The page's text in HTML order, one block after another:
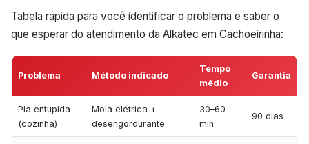
Tabela rápida para você identificar o problema e saber o
que esperar do atendimento da Alkatec em Cachoeirinha:
Problema Método indicado
Tempo
médio
Garantia
Pia entupida
(cozinha)
Mola elétrica +
desengordurante
30–60
min
90 dias